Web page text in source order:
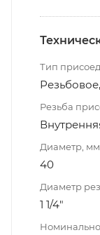
Тип
Резьба
Диаметр, мм
40
Диаметр
1 1/4"